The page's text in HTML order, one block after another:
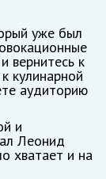
уже был
вернитесь к
кулинарной
аудиторию
и
Леонид
хватает и на